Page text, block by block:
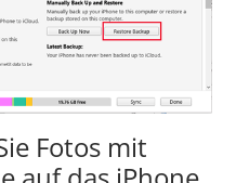
Fotos mit